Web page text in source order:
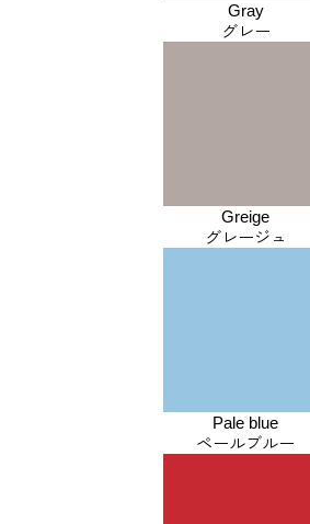
Gray
グレー
Greige
グレージュ
Pale blue
ペールブルー